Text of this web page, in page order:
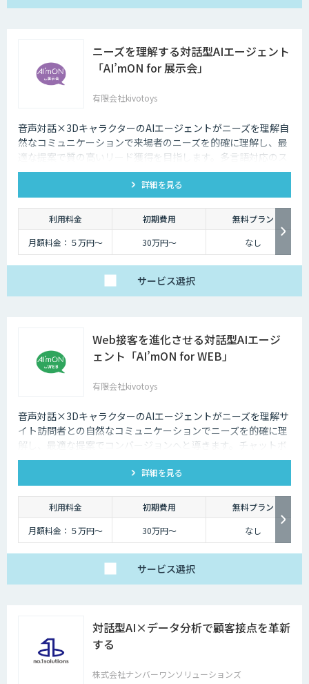
ニーズを理解する対話型AIエージェント
「AI’mON for 展示会」
有限会社kivotoys
音声対話×3DキャラクターのAIエージェントがニーズを理解自
然なコミュニケーションで来場者のニーズを的確に理解し、最
適な提案で質の高いリード獲得を目指します。多言語対応のス
タッフとして、人件費削減も実現。対話記録の取得・分析で展
示会後の追客も確実な成果へ。詳細を見る
利用料金 初期費用
無料プラン
月額料金：５万円〜
30万円〜 なし
サービス選択
Web接客を進化させる対話型AIエージ
ェント「AI’mON for WEB」
有限会社kivotoys
音声対話×3DキャラクターのAIエージェントがニーズを理解サ
イト訪問者との自然なコミュニケーションでニーズを的確に理
解し、最適な提案でコンバージョンへと導きます。チャットボ
ットを超えた最強のデジタル営業、デジタル広報担当です。
詳細を見る
利用料金 初期費用
無料プラン
月額料金：５万円〜
30万円〜 なし
サービス選択
対話型AI×データ分析で顧客接点を革新
する
株式会社ナンバーワンソリューションズ